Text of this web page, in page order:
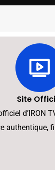
Site
d’IRON
authentique,